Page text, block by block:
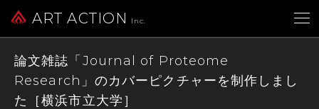
ART ACTION Inc.
論文雑誌「Journal of Proteome
Research」のカバーピクチャーを制作しまし
た［横浜市立大学］